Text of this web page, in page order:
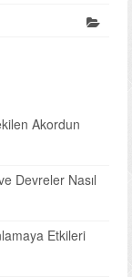
Akordun
Devreler Nasıl
Etkileri